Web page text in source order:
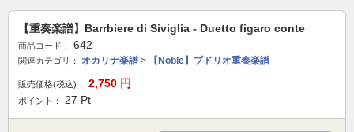
【重奏楽譜】Barrbiere di Siviglia - Duetto figaro conte
商品コード： 642
関連カテゴリ： オカリナ楽譜 > 【Noble】ブドリオ重奏楽譜
販売価格(税込)： 2,750 円
ポイント： 27 Pt